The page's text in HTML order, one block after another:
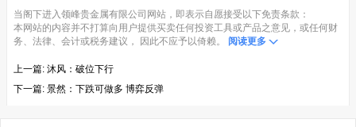
当阁下进入领峰贵金属有限公司网站，即表示自愿接受以下免责条款：
本网站的内容并不打算向用户提供买卖任何投资工具或产品之意见，或任何财
务、法律、会计或税务建议， 因此不应予以倚赖。
阅读更多
上一篇: 沐风：破位下行
下一篇: 景然：下跌可做多 博弈反弹